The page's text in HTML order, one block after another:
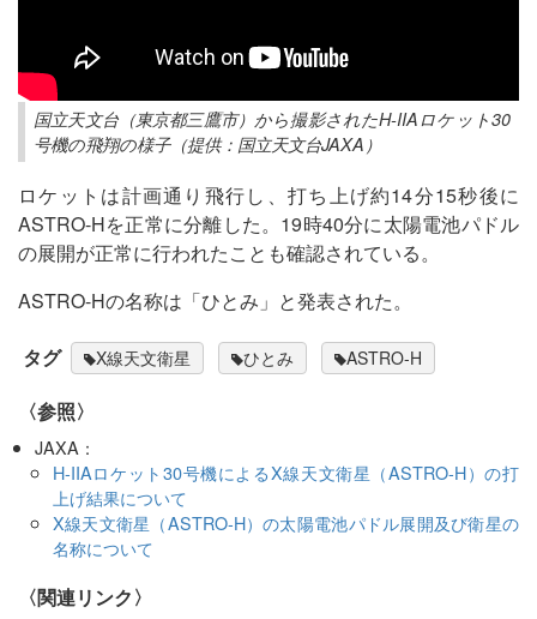
国立天文台（東京都三鷹市）から撮影されたH-IIAロケット30
号機の飛翔の様子（提供：国立天文台JAXA）
ロケットは計画通り飛行し、打ち上げ約14分15秒後に
ASTRO-Hを正常に分離した。19時40分に太陽電池パドル
の展開が正常に行われたことも確認されている。
ASTRO-Hの名称は「ひとみ」と発表された。
タグ X線天文衛星 ひとみ ASTRO-H
〈参照〉
JAXA：
H-IIAロケット30号機によるX線天文衛星（ASTRO-H）の打
上げ結果について
X線天文衛星（ASTRO-H）の太陽電池パドル展開及び衛星の
名称について
〈関連リンク〉